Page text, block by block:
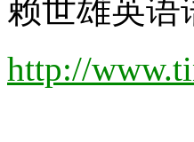
赖世雄英语
http://